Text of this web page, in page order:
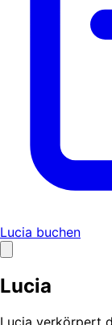
Lucia buchen
Lucia
Lucia verkörpert